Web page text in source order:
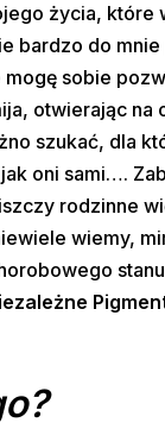
życia,
bardzo do
sobie
otwierając
szukać, dla
oni sami….
rodzinne
wiemy,